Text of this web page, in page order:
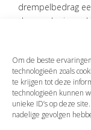
Om de beste
technologieën zoals
te krijgen tot deze
technologieën kunnen
unieke ID’s op deze
nadelige gevolgen
drempelbedrag
dus eerder in
Bron:Ministerie van
Vorige